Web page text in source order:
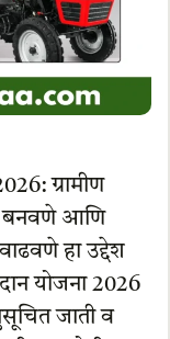
ग्रामीण
बनवणे आणि
हा उद्देश
योजना 2026
जाती व